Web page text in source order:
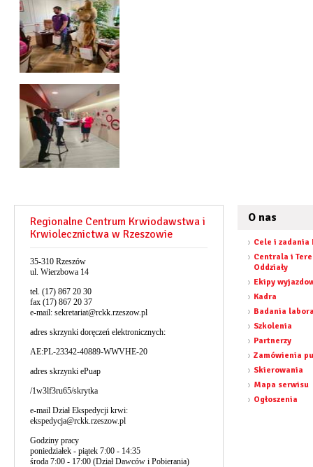
Regionalne Centrum Krwiodawstwa i
Krwiolecznictwa w Rzeszowie
35-310 Rzeszów
ul. Wierzbowa 14
tel. (17) 867 20 30
fax (17) 867 20 37
e-mail: sekretariat@rckk.rzeszow.pl
adres skrzynki doręczeń elektronicznych:
AE:PL-23342-40889-WWVHE-20
adres skrzynki ePuap
/1w3lf3ru65/skrytka
e-mail Dział Ekspedycji krwi:
ekspedycja@rckk.rzeszow.pl
Godziny pracy
poniedziałek - piątek 7:00 - 14:35
środa 7:00 - 17:00 (Dział Dawców i Pobierania)
O nas
Cele i zadania
Centrala i
Oddziały
Ekipy
Kadra
Badania
Szkolenia
Partnerzy
Zamówienia
Skierowania
Mapa serwisu
Ogłoszenia